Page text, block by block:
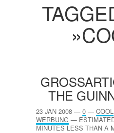
HE
23 JAN 2008 — 0 — COOL
WERBUNG —
MINUTES LESS THAN A